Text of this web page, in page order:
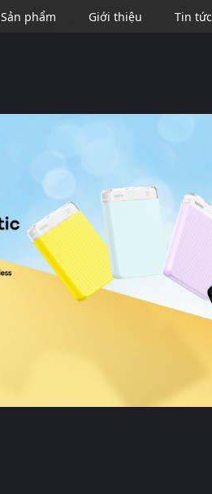
Sản phẩm Giới thiệu Tin tức